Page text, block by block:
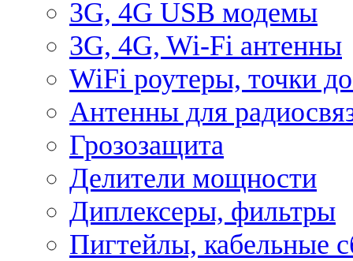
3G, 4G USB модемы
3G, 4G, Wi-Fi антенны
WiFi роутеры, точки
Антенны для
Грозозащита
Делители мощности
Диплексеры, фильтры
Пигтейлы, кабельные